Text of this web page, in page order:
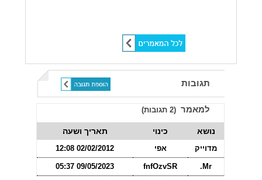
תגובות
למאמר (
2 תגובות)
נושא כינוי תאריך ושעה
מדוייק אפי 02/02/2012 12:08
Mr.
fnfOzvSR
09/05/2023 05:37